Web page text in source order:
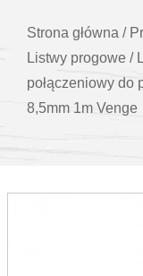
Strona główna /
Listwy progowe /
połączeniowy do
8,5mm 1m Venge